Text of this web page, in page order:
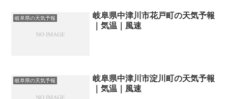
岐阜県の天気予報
岐阜県中津川市花戸町の天気予報
｜気温｜風速
岐阜県の天気予報
岐阜県中津川市淀川町の天気予報
｜気温｜風速